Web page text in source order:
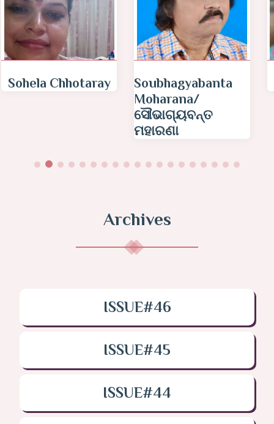
Misna Chanu
Sabita Singh
Meera/ सविता सिंह
मीरा
Archives
ISSUE#46
ISSUE#45
ISSUE#44